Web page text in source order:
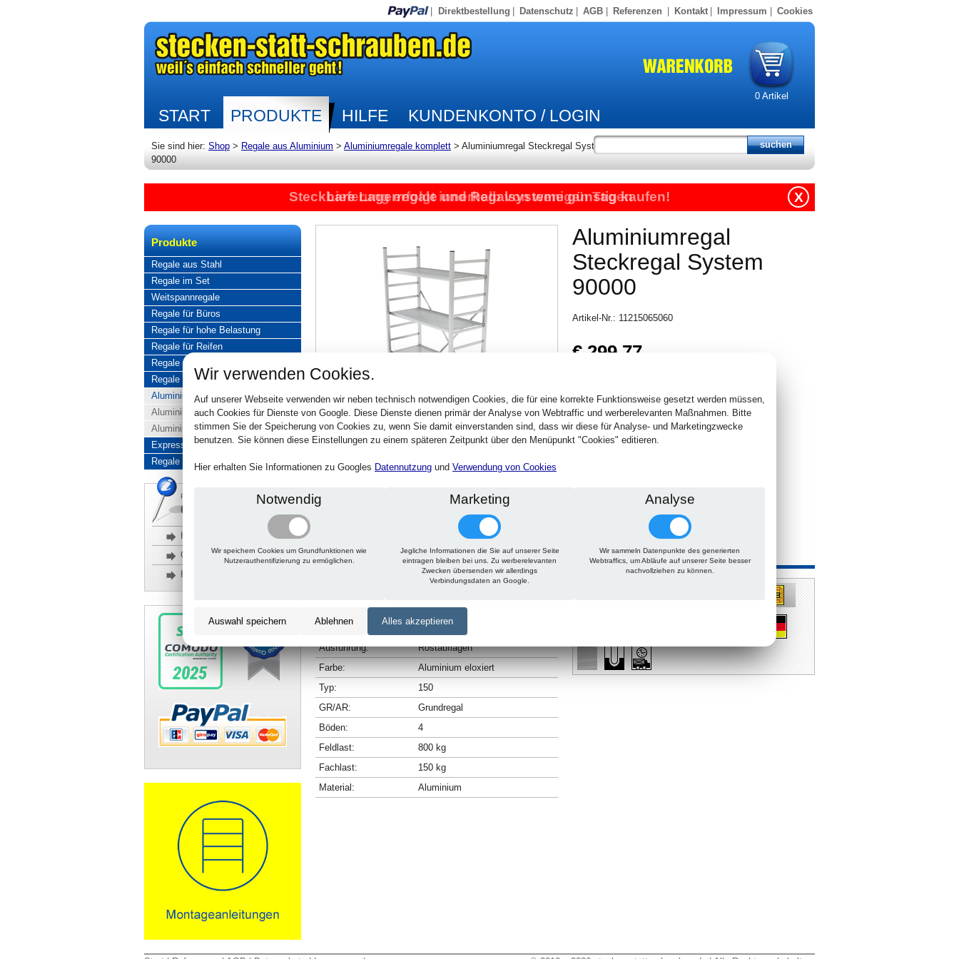
Direktbestellung Datenschutz AGB Referenzen Kontakt Impressum Cookies
0Artikel
START PRODUKTE HILFE KUNDENKONTO / LOGIN
Sie sind hier: Shop > Regale aus Aluminium > Aluminiumregale komplett > Aluminiumregal Steckregal System
90000
Steckbare Lagerregale und Regalsysteme günstig kaufen!
Lieferung erfolgt innerhalb von wenigen Tagen X
Produkte
Regale aus Stahl
Regale im Set
Weitspannregale
Regale für Büros
Regale für hohe Belastung
Regale für Reifen
Regale aus Edelstahl
Regale aus Aluminium
Aluminiumregale komplett
Aluminiumregal Baukasten
Aluminiumregal Kombinationen
Express-Produkte
Regale Reduziert
Rückfragen, Hilfe, Bestellen?
06201 690095-0
Häufige Fragen
Glossar
Kontakt
Aluminiumregal
Steckregal System
90000
Artikel-Nr.: 11215065060
€ 299,77
Stck.
Technische Daten Beschreibung Zu diesem Artikel passt auch
600 mm
Länge:
650 mm
Ausführung:
Rostauflagen
Farbe:
Aluminium eloxiert
Typ:
150
GR/AR:
Grundregal
Böden:
4
Feldlast:
800 kg
Fachlast:
150 kg
Material:
Aluminium
Wir verwenden Cookies.
Auf unserer Webseite verwenden wir neben technisch notwendigen Cookies, die für eine korrekte Funktionsweise gesetzt werden müssen,
auch Cookies für Dienste von Google. Diese Dienste dienen primär der Analyse von Webtraffic und werberelevanten Maßnahmen. Bitte
stimmen Sie der Speicherung von Cookies zu, wenn Sie damit einverstanden sind, dass wir diese für Analyse- und Marketingzwecke
benutzen. Sie können diese Einstellungen zu einem späteren Zeitpunkt über den Menüpunkt "Cookies" editieren.
Hier erhalten Sie Informationen zu Googles Datennutzung und Verwendung von Cookies
Notwendig
Wir speichern Cookies um Grundfunktionen wie
Nutzerauthentifizierung zu ermöglichen.
Marketing
Jegliche Informationen die Sie auf unserer Seite
eintragen bleiben bei uns. Zu werberelevanten
Zwecken übersenden wir allerdings
Verbindungsdaten an Google.
Analyse
Wir sammeln Datenpunkte des generierten
Webtraffics, um Abläufe auf unserer Seite besser
nachvollziehen zu können.
Auswahl speichern Ablehnen Alles akzeptieren